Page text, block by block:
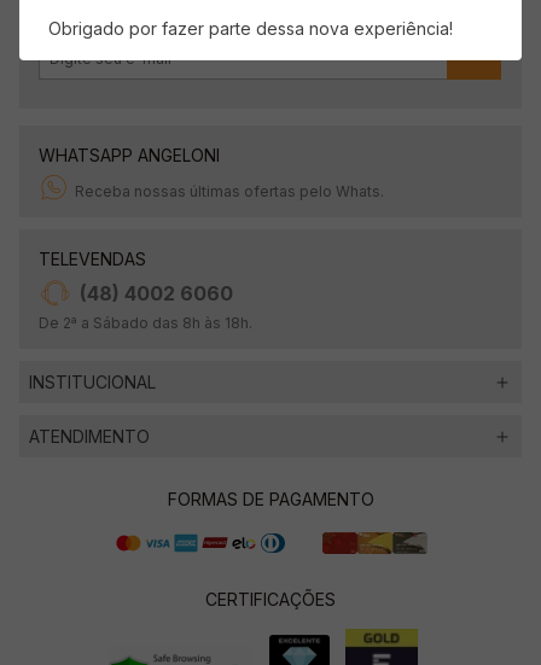
WHATSAPP ANGELONI
Receba nossas últimas ofertas pelo Whats.
TELEVENDAS
(48) 4002 6060
De 2ª a Sábado das 8h às 18h.
INSTITUCIONAL
ATENDIMENTO
FORMAS DE PAGAMENTO
CERTIFICAÇÕES
Obrigado por fazer parte dessa nova experiência!